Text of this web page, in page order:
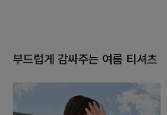
부드럽게 감싸주는 여름 티셔츠